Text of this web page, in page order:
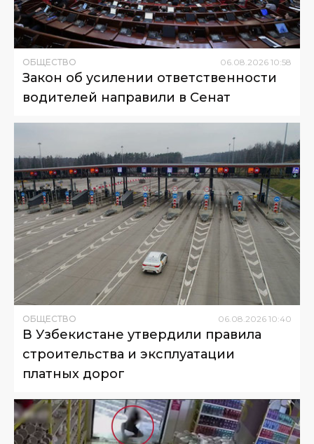
ОБЩЕСТВО 06.08.2026 10:58
Закон об усилении ответственности
водителей направили в Сенат
ОБЩЕСТВО 06.08.2026 10:40
В Узбекистане утвердили правила
строительства и эксплуатации
платных дорог